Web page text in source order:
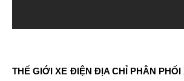
THẾ GIỚI XE ĐIỆN ĐỊA CHỈ PHÂN